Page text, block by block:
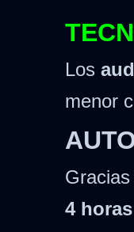
Los
menor
4